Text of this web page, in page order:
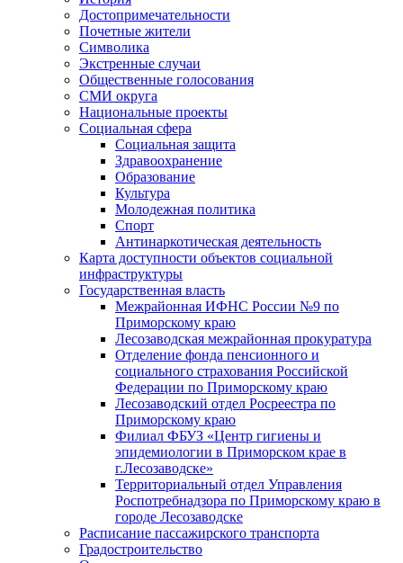
Достопримечательности
Почетные жители
Символика
Экстренные случаи
Общественные голосования
СМИ округа
Национальные проекты
Социальная сфера
Социальная защита
Здравоохранение
Образование
Культура
Молодежная политика
Спорт
Антинаркотическая деятельность
Карта доступности объектов социальной
инфраструктуры
Государственная власть
Межрайонная ИФНС России №9 по
Приморскому краю
Лесозаводская межрайонная прокуратура
Отделение фонда пенсионного и
социального страхования Российской
Федерации по Приморскому краю
Лесозаводский отдел Росреестра по
Приморскому краю
Филиал ФБУЗ «Центр гигиены и
эпидемиологии в Приморском крае в
г.Лесозаводске»
Территориальный отдел Управления
Роспотребнадзора по Приморскому краю в
городе Лесозаводске
Расписание пассажирского транспорта
Градостроительство